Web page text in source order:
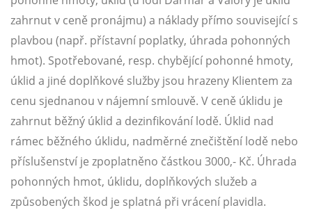
zahrnut v ceně pronájmu) a náklady přímo související s
plavbou (např. přístavní poplatky, úhrada pohonných
hmot). Spotřebované, resp. chybějící pohonné hmoty,
úklid a jiné doplňkové služby jsou hrazeny Klientem za
cenu sjednanou v nájemní smlouvě. V ceně úklidu je
zahrnut běžný úklid a dezinfikování lodě. Úklid nad
rámec běžného úklidu, nadměrné znečištění lodě nebo
příslušenství je zpoplatněno částkou 3000,- Kč. Úhrada
pohonných hmot, úklidu, doplňkových služeb a
způsobených škod je splatná při vrácení plavidla.